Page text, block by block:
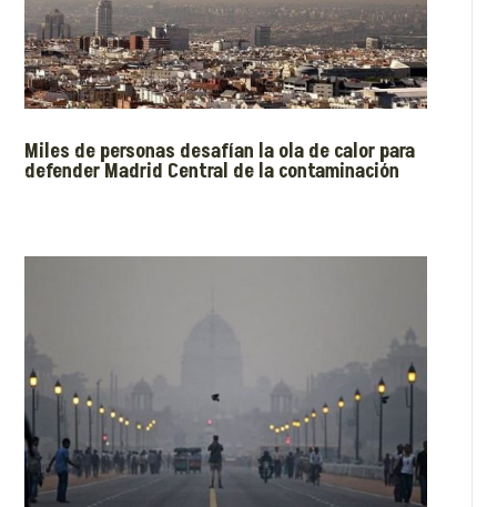
Miles de personas desafían la ola de calor para
defender Madrid Central de la contaminación